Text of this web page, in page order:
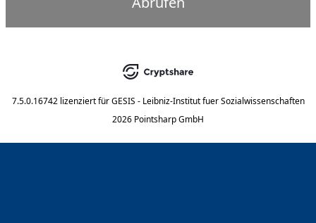
7.5.0.16742 lizenziert für GESIS - Leibniz-Institut fuer Sozialwissenschaften
2026 Pointsharp GmbH